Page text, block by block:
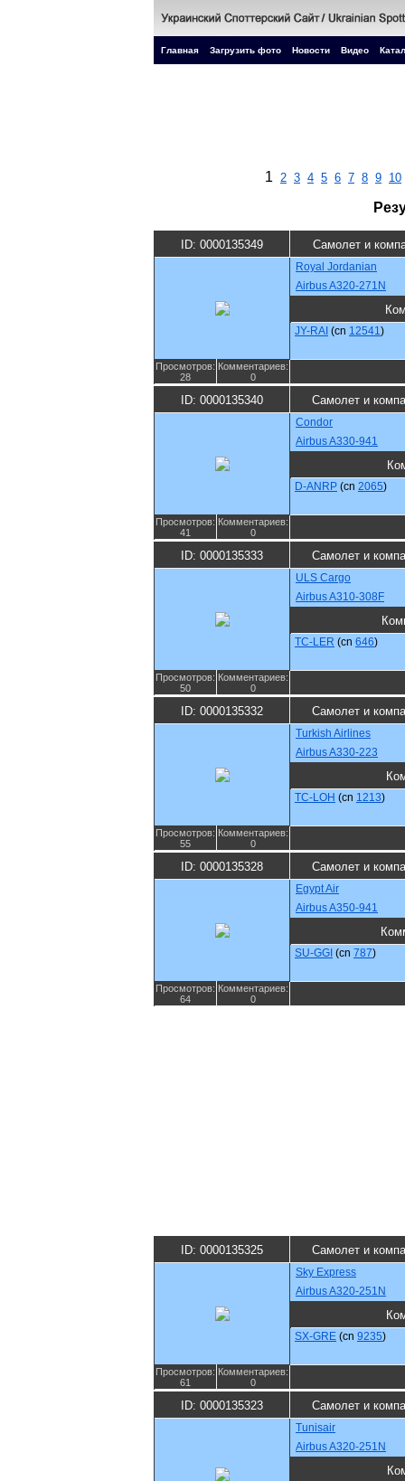
Главная Загрузить фото Новости Видео
1 2 3 4 5 6 7 8 9 10
ID: 0000135349 Самолет и
Royal Jordanian
Airbus A320-271N
JY-RAI (cn 12541)
Просмотров:
28
Комментариев:
0
ID: 0000135340 Самолет и
Condor
Airbus A330-941
D-ANRP (cn 2065)
Просмотров:
41
Комментариев:
0
ID: 0000135333 Самолет и
ULS Cargo
Airbus A310-308F
TC-LER (cn 646)
Просмотров:
50
Комментариев:
0
ID: 0000135332 Самолет и
Turkish Airlines
Airbus A330-223
TC-LOH (cn 1213)
Просмотров:
55
Комментариев:
0
ID: 0000135328 Самолет и
Egypt Air
Airbus A350-941
SU-GGI (cn 787)
Просмотров:
64
Комментариев:
0
ID: 0000135325 Самолет и
Sky Express
Airbus A320-251N
SX-GRE (cn 9235)
Просмотров:
61
Комментариев:
0
ID: 0000135323 Самолет и
Tunisair
Airbus A320-251N